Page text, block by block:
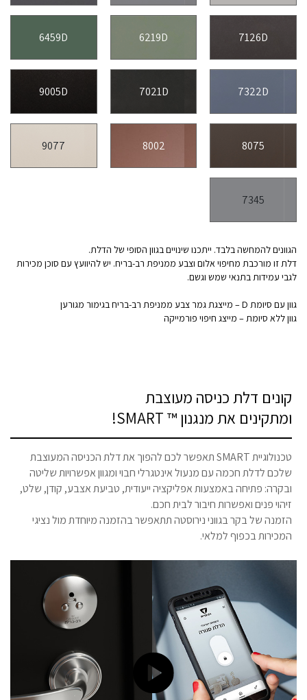
7126D
6219D
6459D
7322D
7021D
9005D
8075
8002
9077
7345
הגוונים להמחשה בלבד. ייתכנו שינויים בגוון הסופי של הדלת.
דלת זו מורכבת מחיפוי אלום וצבע ממניפת רב-בריח. יש להיוועץ עם סוכן מכירות
לגבי עמידות בתנאי שמש וגשם.
גוון עם סיומת D – מייצגת גמר צבע ממניפת רב-בריח בגימור מגורען
גוון ללא סיומת – מייצג חיפוי פורמייקה
קונים דלת כניסה מעוצבת
ומתקינים את מנגנון ™ SMART!
טכנולוגיית SMART תאפשר לכם להפוך את דלת הכניסה המעוצבת
שלכם לדלת חכמה עם מנעול אינטגרלי חבוי ומגוון אפשרויות שליטה
ובקרה: פתיחה באמצעות אפליקציה ייעודית, טביעת אצבע, קודן, שלט,
זיהוי פנים ואפשרות חיבור לבית חכם.
הזמנה של בקר בגווני נירוסטה תתאפשר בהזמנה מיוחדת מול נציגי
המכירות בכפוף למלאי.